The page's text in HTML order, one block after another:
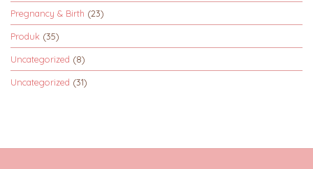
Pregnancy & Birth (23)
Produk (35)
Uncategorized (8)
Uncategorized (31)